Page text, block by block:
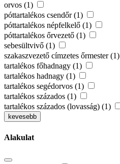
orvos (1)
póttartalékos csendőr (1)
póttartalékos népfelkelő (1)
póttartalékos őrvezető (1)
sebesültvivő (1)
szakaszvezető címzetes őrmester (1)
tartalékos főhadnagy (1)
tartalékos hadnagy (1)
tartalékos segédorvos (1)
tartalékos százados (1)
tartalékos százados (lovasság) (1)
kevesebb
Alakulat